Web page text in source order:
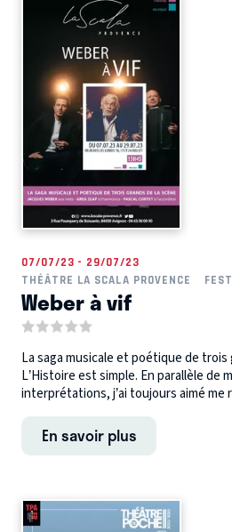
07/07/23 - 29/07/23
THÉÂTRE LA SCALA PROVENCE
Weber à vif
La saga musicale et poétique de trois
L’Histoire est simple. En parallèle de
interprétations, j’ai toujours aimé me
En savoir plus